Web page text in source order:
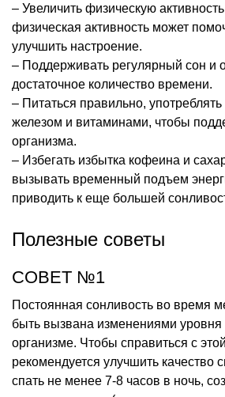
– Увеличить физическую
физическая активность может
улучшить настроение.
– Поддерживать регулярный сон и
достаточное количество времени.
– Питаться правильно,
железом и витаминами, чтобы
организма.
– Избегать избытка кофеина и
вызывать временный подъем
приводить к еще большей
Полезные советы
СОВЕТ №1
Постоянная сонливость во время
быть вызвана изменениями уровня
организме. Чтобы справиться с
рекомендуется улучшить качество
спать не менее 7-8 часов в ночь,